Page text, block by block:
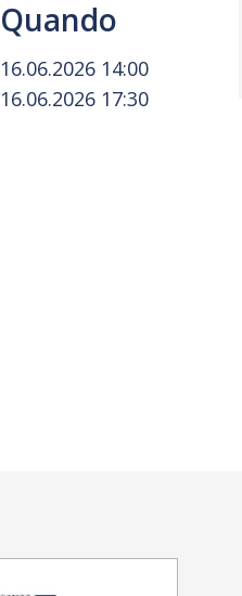
Quando
16.06.2026 14:00
16.06.2026 17:30